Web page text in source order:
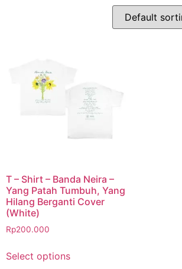
T – Shirt – Banda Neira –
Yang Patah Tumbuh, Yang
Hilang Berganti Cover
(White)
Rp200.000
Select options